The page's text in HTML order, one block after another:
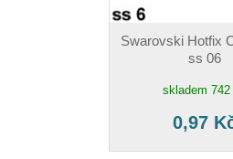
Swarovski Hotfix
ss 06
skladem 742
0,97